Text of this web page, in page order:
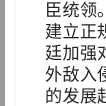
臣统领
建立正
廷加强
外敌入
的发展